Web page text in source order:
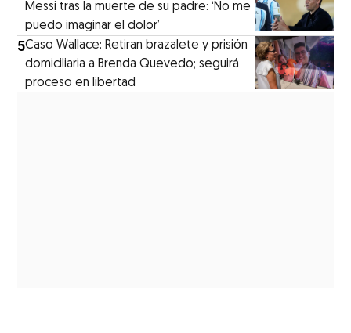
Messi tras la muerte de su padre: ‘No me
puedo imaginar el dolor’
5Caso Wallace: Retiran brazalete y prisión
domiciliaria a Brenda Quevedo; seguirá
proceso en libertad